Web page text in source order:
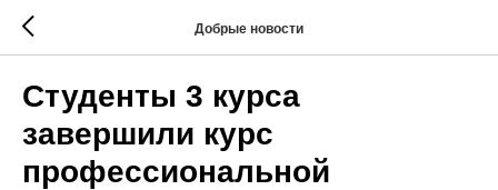
Добрые новости
Студенты 3 курса
завершили курс
профессиональной